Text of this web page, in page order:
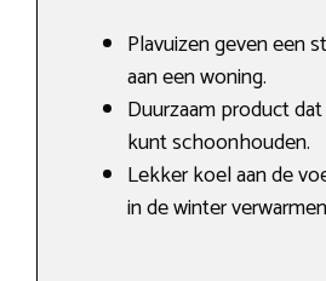
Plavuizen geven een
aan een woning.
Duurzaam product
kunt schoonhouden.
Lekker koel aan de
in de winter